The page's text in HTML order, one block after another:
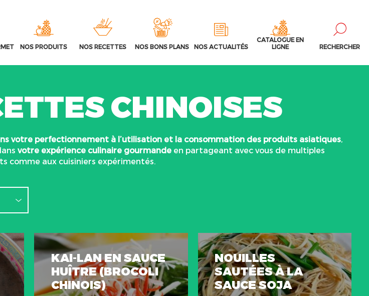
NOS PRODUITS NOS RECETTES NOS BONS PLANS NOS ACTUALITÉS
CATALOGUE EN
LIGNE
RECHERCHER
CHINOISES
votre perfectionnement à l’utilisation et la consommation des produits asiatiques,
votre expérience culinaire gourmande en partageant avec vous de multiples
comme aux cuisiniers expérimentés.
KAI-LAN EN SAUCE
HUÎTRE (BROCOLI
CHINOIS)
NOUILLES
SAUTÉES À LA
SAUCE SOJA